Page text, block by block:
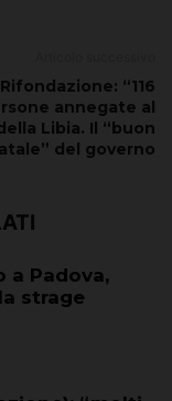
Rifondazione: “116
annegate al
Libia. Il “buon
del governo
a Padova,
strage